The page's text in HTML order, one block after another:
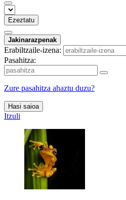
Ezeztatu
Jakinarazpenak
Erabiltzaile-izena:
Pasahitza:
Zure pasahitza ahaztu duzu?
Hasi saioa
Itzuli